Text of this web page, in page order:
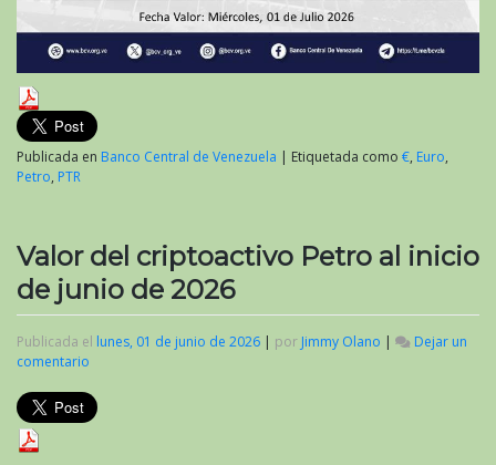
Publicada en Banco Central de Venezuela | Etiquetada como €, Euro,
Petro, PTR
Valor del criptoactivo Petro al inicio
de junio de 2026
Publicada el lunes, 01 de junio de 2026 | por Jimmy Olano |
Dejar un
comentario
del
criptoactivo